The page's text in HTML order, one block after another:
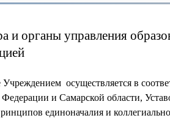
и органы управления
осуществляется в
Федерации и Самарской области,
единоначалия и